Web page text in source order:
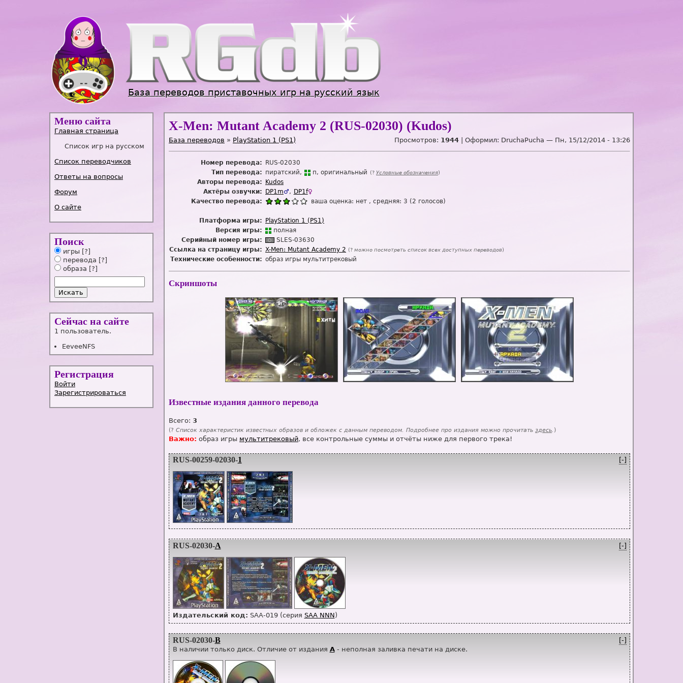
База переводов приставочных игр на русский язык
Меню сайта
Главная страница
Список игр на русском
Список переводчиков
Ответы на вопросы
Форум
О сайте
Поиск
игры [?]
перевода [?]
образа [?]
Сейчас на сайте
1 пользователь.
EeveeNFS
Регистрация
Войти
Зарегистрироваться
X-Men: Mutant Academy 2 (RUS-02030) (Kudos)
База переводов » PlayStation 1 (PS1) Просмотров: 1944 | Оформил: DruchaPucha — Пн, 15/12/2014 - 13:26
Номер перевода:
RUS-02030
Тип перевода: пиратский п оригинальный (? Условные обозначения)
Авторы перевода:
Kudos
Актёры озвучки:
DP1m♂ DP1f♀
Качество перевода:
ваша оценка: нет , средняя: 3 (2 голосов)
Платформа игры:
PlayStation 1 (PS1)
Версия игры:
полная
Серийный номер игры:
SLES-03630
Ссылка на страницу игры: X-Men: Mutant Academy 2 (? можно посмотреть список всех доступных переводов)
Технические особенности: образ игры мультитрековый
Скриншоты
Известные издания данного перевода
Всего: 3
(? Список характеристик известных образов и обложек с данным переводом. Подробнее про издания можно прочитать здесь. )
Важно: образ игры мультитрековый, все контрольные суммы и отчёты ниже для первого трека!
[-]
RUS-00259-02030-1
[-]
RUS-02030-A
Издательский код: SAA-019 (серия SAA NNN)
[-]
RUS-02030-B
В наличии только диск. Отличие от издания A- неполная заливка печати на диске.